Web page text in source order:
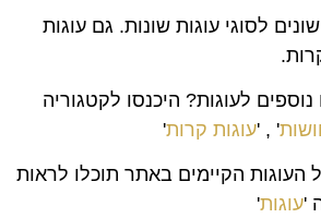
לסוגי עוגות שונות. גם עוגות
נוספים לעוגות? היכנסו לקטגוריה
' , 'עוגות קרות'
הקיימים באתר תוכלו לראות
'עוגות'